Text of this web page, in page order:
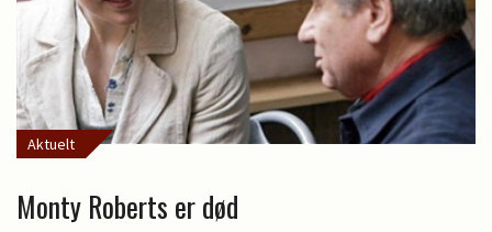
Aktuelt
Monty Roberts er død